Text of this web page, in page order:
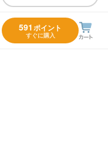
591ポイント
すぐに購入